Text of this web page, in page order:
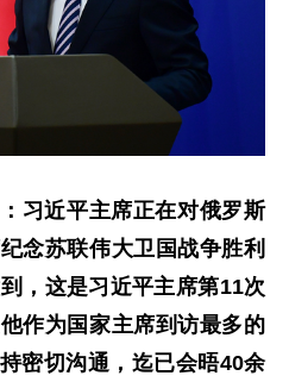
习近平主席正在对俄罗斯
念苏联伟大卫国战争胜利
，这是习近平主席第11次
作为国家主席到访最多的
密切沟通，迄已会晤40余